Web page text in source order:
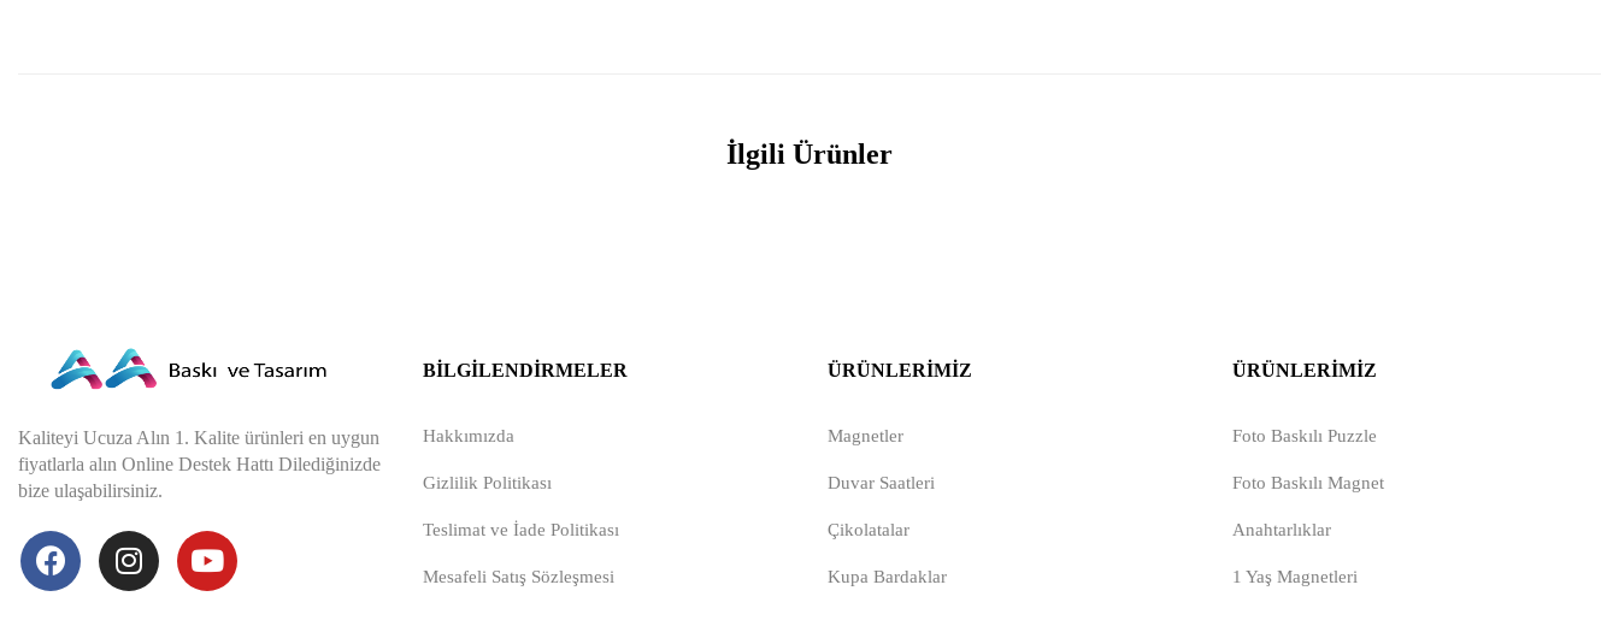
İlgili Ürünler
Kaliteyi Ucuza Alın 1. Kalite ürünleri en uygun
fiyatlarla alın Online Destek Hattı Dilediğinizde
bize ulaşabilirsiniz.
BILGILENDIRMELER
Hakkımızda
Gizlilik Politikası
Teslimat ve İade Politikası
Mesafeli Satış Sözleşmesi
ÜRÜNLERIMIZ
Magnetler
Duvar Saatleri
Çikolatalar
Kupa Bardaklar
ÜRÜNLERIMIZ
Foto Baskılı Puzzle
Foto Baskılı Magnet
Anahtarlıklar
1 Yaş Magnetleri